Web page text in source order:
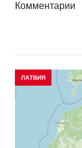
Комментарии
ЛАТВИЯ